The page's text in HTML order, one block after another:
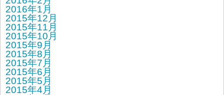
2016年1月
2015年12月
2015年11月
2015年10月
2015年9月
2015年8月
2015年7月
2015年6月
2015年5月
2015年4月